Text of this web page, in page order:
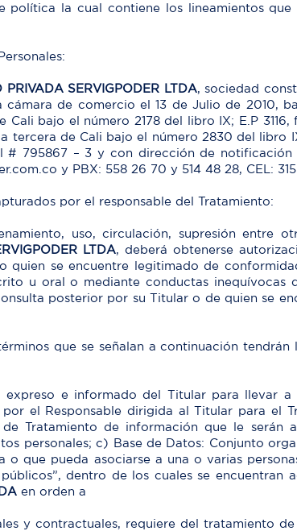
política la cual contiene los lineamientos
SERVIGPODER LTDA, sociedad
de comercio el 13 de Julio de 2010,
Cali bajo el número 2178 del libro IX; E.P
tercera de Cali bajo el número 2830 del
# 795867 – 3 y con dirección de
y PBX: 558 26 70 y 514 48 28, CEL: 315
por el responsable del Tratamiento:
uso, circulación, supresión entre
LTDA, deberá obtenerse
quien se encuentre legitimado de
u oral o mediante conductas
posterior por su Titular o de quien se
que se señalan a continuación
expreso e informado del Titular para llevar
el Responsable dirigida al Titular para el
Tratamiento de información que le serán
personales; c) Base de Datos: Conjunto
o que pueda asociarse a una o varias
dentro de los cuales se encuentran
en orden a
y contractuales, requiere del tratamiento